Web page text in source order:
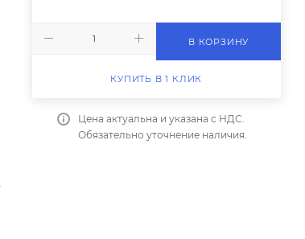
В КОРЗИНУ
КУПИТЬ В 1 КЛИК
Цена актуальна и указана с НДС.
Обязательно уточнение наличия.